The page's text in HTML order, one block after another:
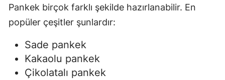
Pankek birçok farklı şekilde hazırlanabilir. En
popüler çeşitler şunlardır:
Sade pankek
Kakaolu pankek
Çikolatalı pankek